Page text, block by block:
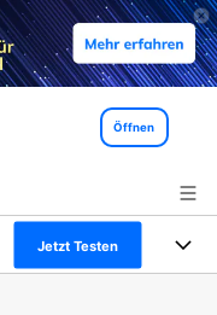
Öffnen
Jetzt Testen